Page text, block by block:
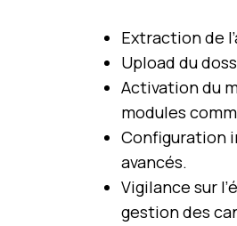
Extraction de
Upload du
Activation du
modules
Configuration
avancés.
Vigilance sur
gestion des